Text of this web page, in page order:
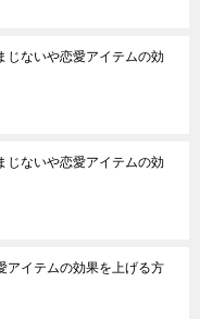
じないや恋愛アイテムの効
じないや恋愛アイテムの効
アイテムの効果を上げる方